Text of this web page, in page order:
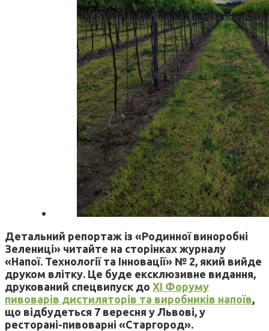
Детальний репортаж із «Родинної виноробні
Зелениці» читайте на сторінках журналу
«Напої. Технології та Інновації» № 2, який вийде
друком влітку. Це буде ексклюзивне видання,
друкований спецвипуск до ХІ Форуму
пивоварів дистиляторів та виробників напоїв,
що відбудеться 7 вересня у Львові, у
ресторані-пивоварні «Старгород».